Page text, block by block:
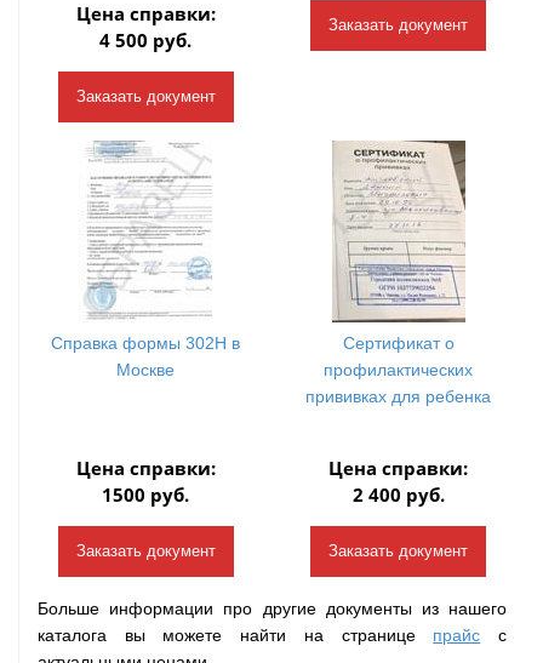
Цена справки:
4 500 руб.
Заказать документ
Заказать документ
Справка формы 302Н в
Москве
Цена справки:
1500 руб.
Заказать документ
Сертификат о
профилактических
прививках для ребенка
Цена справки:
2 400 руб.
Заказать документ
Больше информации про другие документы из нашего
каталога вы можете найти на странице прайс с